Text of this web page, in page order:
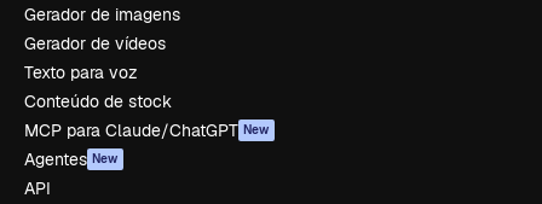
Gerador de imagens
Gerador de vídeos
Texto para voz
Conteúdo de stock
MCP para Claude/ChatGPT New
Agentes New
API